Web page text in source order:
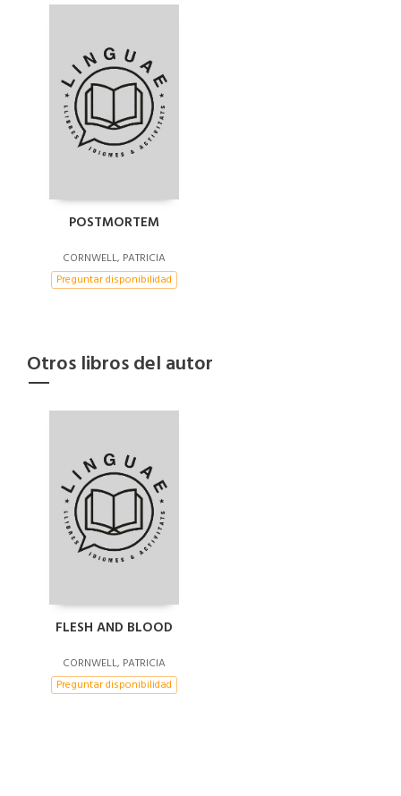
POSTMORTEM
CORNWELL, PATRICIA
Preguntar disponibilidad
Otros libros del autor
FLESH AND BLOOD
CORNWELL, PATRICIA
Preguntar disponibilidad